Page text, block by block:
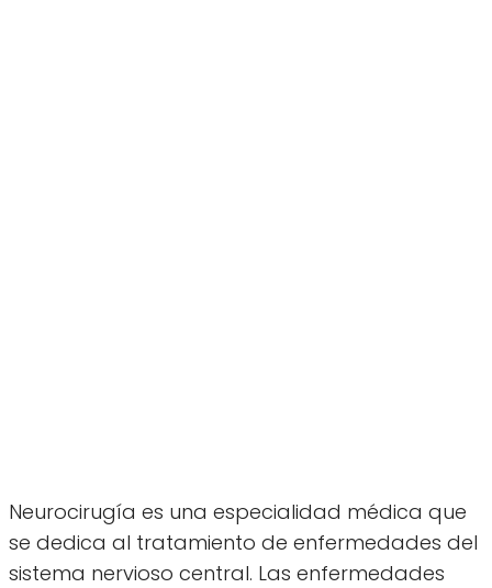
Neurocirugía es una especialidad médica que
se dedica al tratamiento de enfermedades del
sistema nervioso central. Las enfermedades